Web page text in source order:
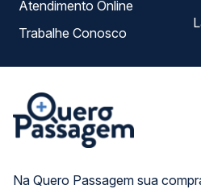
Na Quero Passagem sua
Atendimento Online
Trabalhe Conosco